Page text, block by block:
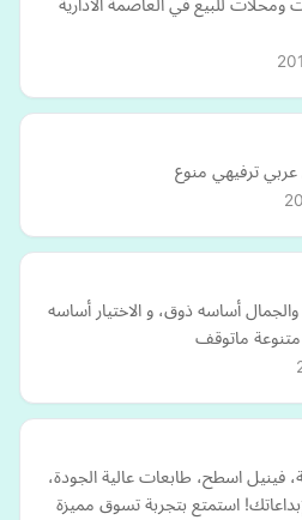
للبيع في العاصمة الادارية
ترفيهي منوع
أساسه ذوق، و الاختيار أساسه
ماتوقف
اسطح، طابعات عالية الجودة،
استمتع بتجربة تسوق مميزة